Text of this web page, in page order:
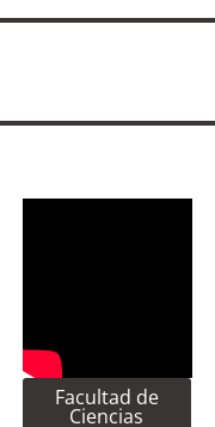
Facultad de
Ciencias